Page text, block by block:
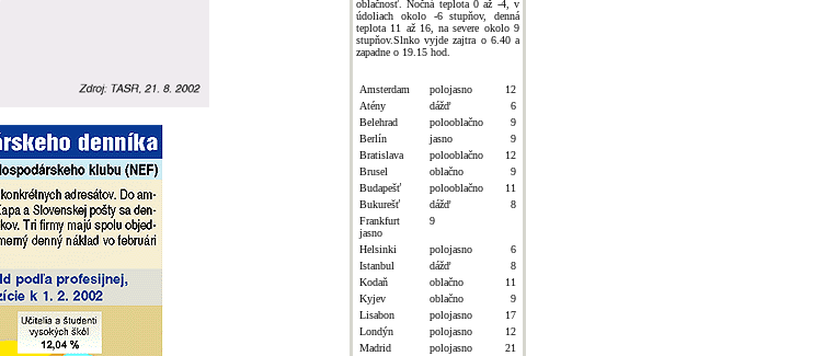
oblačnosť. Nočná teplota 0 až -4, v
údoliach okolo -6 stupňov, denná
teplota 11 až 16, na severe okolo 9
stupňov.Slnko vyjde zajtra o 6.40 a
zapadne o 19.15 hod.
Amsterdam polojasno
12
Atény
dážď
6
Belehrad
polooblačno
9
Berlín
jasno
9
Bratislava
polooblačno
12
Brusel
oblačno
9
Budapešť
polooblačno
11
Bukurešť
dážď
8
Frankfurt
jasno
9
Helsinki polojasno
6
Istanbul
dážď
8
Kodaň
oblačno
11
Kyjev
oblačno
9
Lisabon
polojasno
17
Londýn
polojasno
12
Madrid
polojasno
21